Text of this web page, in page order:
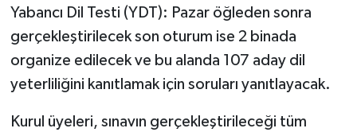
Yabancı Dil Testi (YDT): Pazar öğleden sonra
gerçekleştirilecek son oturum ise 2 binada
organize edilecek ve bu alanda 107 aday dil
yeterliliğini kanıtlamak için soruları yanıtlayacak.
Kurul üyeleri, sınavın gerçekleştirileceği tüm